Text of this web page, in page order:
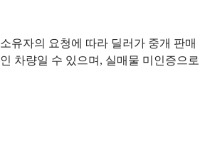
유자의 요청에 따라 딜러가 중개 판매
차량일 수 있으며, 실매물 미인증으로